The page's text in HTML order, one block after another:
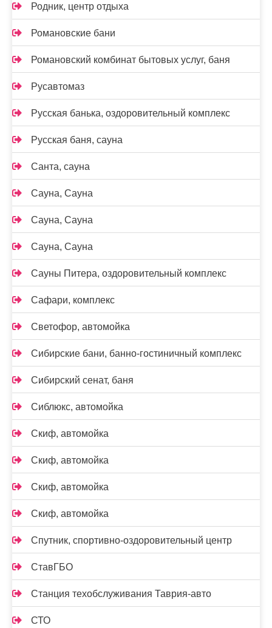
Родник, центр отдыха
Романовские бани
Романовский комбинат бытовых услуг, баня
Русавтомаз
Русская банька, оздоровительный комплекс
Русская баня, сауна
Санта, сауна
Сауна, Сауна
Сауна, Сауна
Сауна, Сауна
Сауны Питера, оздоровительный комплекс
Сафари, комплекс
Светофор, автомойка
Сибирские бани, банно-гостиничный комплекс
Сибирский сенат, баня
Сиблюкс, автомойка
Скиф, автомойка
Скиф, автомойка
Скиф, автомойка
Скиф, автомойка
Спутник, спортивно-оздоровительный центр
СтавГБО
Станция техобслуживания Таврия-авто
СТО